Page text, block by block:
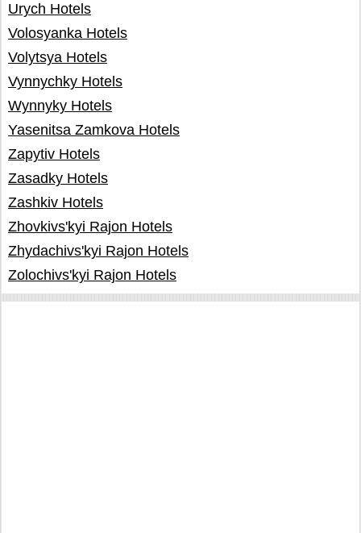
Urych Hotels
Volosyanka Hotels
Volytsya Hotels
Vynnychky Hotels
Wynnyky Hotels
Yasenitsa Zamkova Hotels
Zapytiv Hotels
Zasadky Hotels
Zashkiv Hotels
Zhovkivs'kyi Rajon Hotels
Zhydachivs'kyi Rajon Hotels
Zolochivs'kyi Rajon Hotels